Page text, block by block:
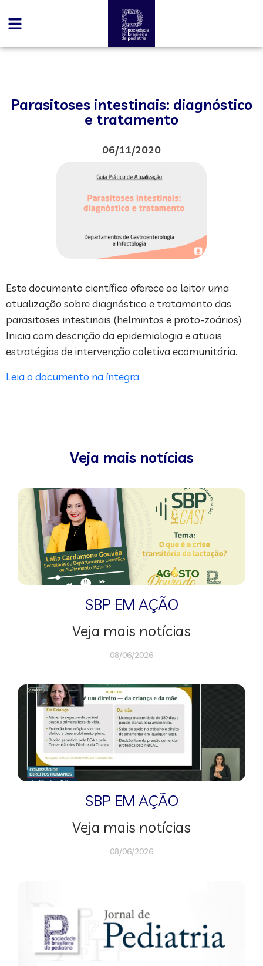
Parasitoses intestinais: diagnóstico
e tratamento
06/11/2020
Este documento científico oferece ao leitor uma
atualização sobre diagnóstico e tratamento das
parasitoses intestinais (helmintos e proto-zoários).
Inicia com descrição da epidemiologia e atuais
estratégias de intervenção coletiva ecomunitária.
Leia o documento na íntegra.
Veja mais notícias
SBP EM AÇÃO
Veja mais notícias
08/06/2026
SBP EM AÇÃO
Veja mais notícias
08/06/2026